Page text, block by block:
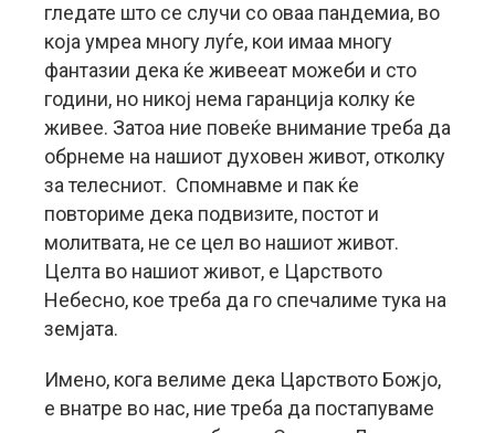
гледате што се случи со оваа пандемиа, во
која умреа многу луѓе, кои имаа многу
фантазии дека ќе живееат можеби и сто
години, но никој нема гаранција колку ќе
живее. Затоа ние повеќе внимание треба да
обрнеме на нашиот духовен живот, отколку
за телесниот. Спомнавме и пак ќе
повториме дека подвизите, постот и
молитвата, не се цел во нашиот живот.
Целта во нашиот живот, е Царството
Небесно, кое треба да го спечалиме тука на
земјата.
Имено, кога велиме дека Царството Божјо,
е внатре во нас, ние треба да постапуваме